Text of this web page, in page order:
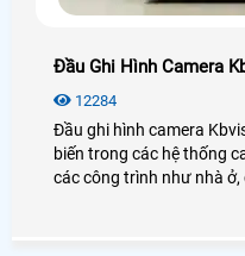
Đầu Ghi Hình Camera
12284
Đầu ghi hình camera
biến trong các hệ thống
các công trình như nhà ở,